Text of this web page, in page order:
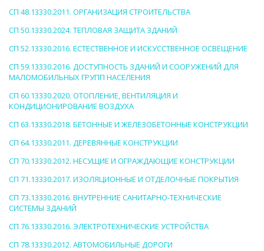
СП 48.13330.2011. ОРГАНИЗАЦИЯ СТРОИТЕЛЬСТВА
СП 50.13330.2024. ТЕПЛОВАЯ ЗАЩИТА ЗДАНИЙ
СП 52.13330.2016. ЕСТЕСТВЕННОЕ И ИСКУССТВЕННОЕ ОСВЕЩЕНИЕ
СП 59.13330.2016. ДОСТУПНОСТЬ ЗДАНИЙ И СООРУЖЕНИЙ ДЛЯ
МАЛОМОБИЛЬНЫХ ГРУПП НАСЕЛЕНИЯ
СП 60.13330.2020. ОТОПЛЕНИЕ, ВЕНТИЛЯЦИЯ И
КОНДИЦИОНИРОВАНИЕ ВОЗДУХА
СП 63.13330.2018. БЕТОННЫЕ И ЖЕЛЕЗОБЕТОННЫЕ КОНСТРУКЦИИ
СП 64.13330.2011. ДЕРЕВЯННЫЕ КОНСТРУКЦИИ
СП 70.13330.2012. НЕСУЩИЕ И ОГРАЖДАЮЩИЕ КОНСТРУКЦИИ
СП 71.13330.2017. ИЗОЛЯЦИОННЫЕ И ОТДЕЛОЧНЫЕ ПОКРЫТИЯ
СП 73.13330.2016. ВНУТРЕННИЕ САНИТАРНО-ТЕХНИЧЕСКИЕ
СИСТЕМЫ ЗДАНИЙ
СП 76.13330.2016. ЭЛЕКТРОТЕХНИЧЕСКИЕ УСТРОЙСТВА
СП 78.13330.2012. АВТОМОБИЛЬНЫЕ ДОРОГИ